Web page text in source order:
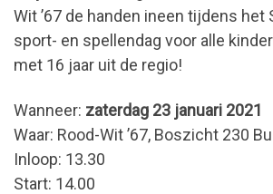
Wit ’67 de handen ineen tijdens het
sport- en spellendag voor alle
met 16 jaar uit de regio!
Wanneer: zaterdag 23 januari 2021
Waar: Rood-Wit ’67, Boszicht 230
Inloop: 13.30
Start: 14.00